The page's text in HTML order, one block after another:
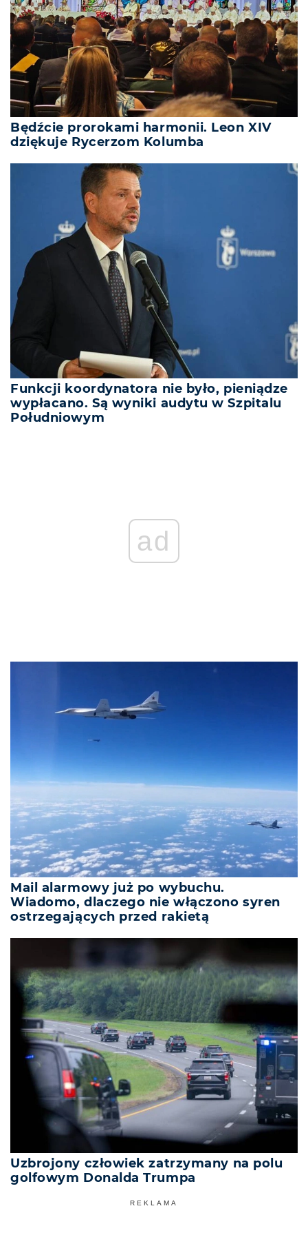
Będźcie prorokami harmonii. Leon XIV
dziękuje Rycerzom Kolumba
Funkcji koordynatora nie było, pieniądze
wypłacano. Są wyniki audytu w Szpitalu
Południowym
ad
Mail alarmowy już po wybuchu.
Wiadomo, dlaczego nie włączono syren
ostrzegających przed rakietą
Uzbrojony człowiek zatrzymany na polu
golfowym Donalda Trumpa
REKLAMA